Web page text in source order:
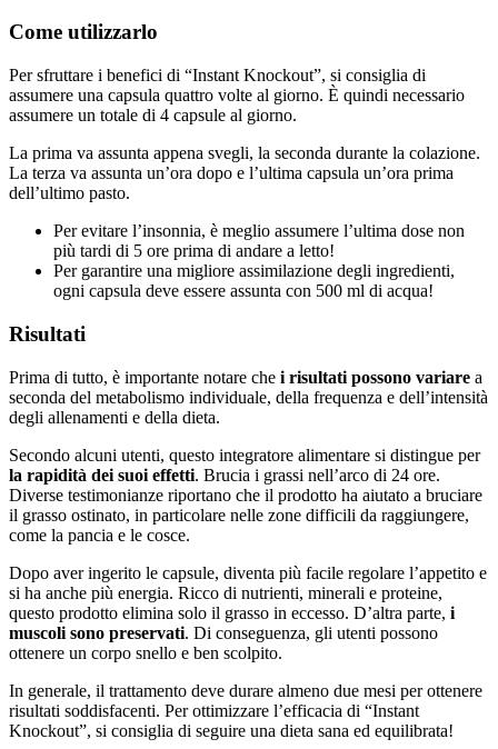
Come utilizzarlo
Per sfruttare i benefici di “Instant Knockout”, si consiglia di
assumere una capsula quattro volte al giorno. È quindi necessario
assumere un totale di 4 capsule al giorno.
La prima va assunta appena svegli, la seconda durante la colazione.
La terza va assunta un’ora dopo e l’ultima capsula un’ora prima
dell’ultimo pasto.
Per evitare l’insonnia, è meglio assumere l’ultima dose non
più tardi di 5 ore prima di andare a letto!
Per garantire una migliore assimilazione degli ingredienti,
ogni capsula deve essere assunta con 500 ml di acqua!
Risultati
Prima di tutto, è importante notare che i risultati possono variare a
seconda del metabolismo individuale, della frequenza e dell’intensità
degli allenamenti e della dieta.
Secondo alcuni utenti, questo integratore alimentare si distingue per
la rapidità dei suoi effetti. Brucia i grassi nell’arco di 24 ore.
Diverse testimonianze riportano che il prodotto ha aiutato a bruciare
il grasso ostinato, in particolare nelle zone difficili da raggiungere,
come la pancia e le cosce.
Dopo aver ingerito le capsule, diventa più facile regolare l’appetito e
si ha anche più energia. Ricco di nutrienti, minerali e proteine,
questo prodotto elimina solo il grasso in eccesso. D’altra parte, i
muscoli sono preservati. Di conseguenza, gli utenti possono
ottenere un corpo snello e ben scolpito.
In generale, il trattamento deve durare almeno due mesi per ottenere
risultati soddisfacenti. Per ottimizzare l’efficacia di “Instant
Knockout”, si consiglia di seguire una dieta sana ed equilibrata!